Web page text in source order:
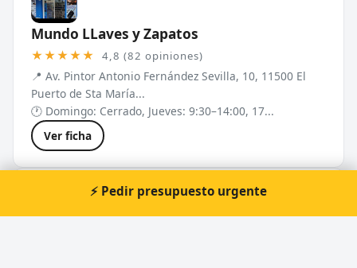
Mundo LLaves y Zapatos
★★★★★ 4,8 (82 opiniones)
📍 Av. Pintor Antonio Fernández Sevilla, 10, 11500 El
Puerto de Sta María...
🕐 Domingo: Cerrado, Jueves: 9:30–14:00, 17...
Ver ficha
⚡ Pedir presupuesto urgente